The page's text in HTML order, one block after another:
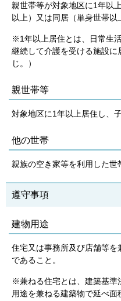
親世帯等が対象地区に1年以
以上）又は同居（単身世帯以
※1年以上居住とは、日常生
継続して介護を受ける施設に
じ。）
親世帯等
対象地区に1年以上居住し、
他の世帯
親族の空き家等を利用した世
遵守事項
建物用途
住宅又は事務所及び店舗等
であること。
※兼ねる住宅とは、建築基準
用途を兼ねる建築物で延べ